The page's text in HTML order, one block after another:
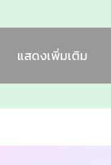
แสดงเพิ่มเติม